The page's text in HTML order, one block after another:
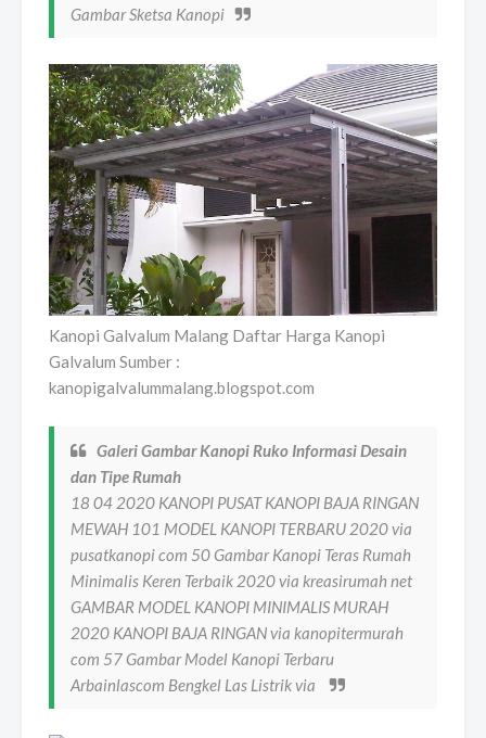
Gambar Sketsa Kanopi
Kanopi Galvalum Malang Daftar Harga Kanopi
Galvalum Sumber :
kanopigalvalummalang.blogspot.com
Galeri Gambar Kanopi Ruko Informasi Desain
dan Tipe Rumah
18 04 2020 KANOPI PUSAT KANOPI BAJA RINGAN
MEWAH 101 MODEL KANOPI TERBARU 2020 via
pusatkanopi com 50 Gambar Kanopi Teras Rumah
Minimalis Keren Terbaik 2020 via kreasirumah net
GAMBAR MODEL KANOPI MINIMALIS MURAH
2020 KANOPI BAJA RINGAN via kanopitermurah
com 57 Gambar Model Kanopi Terbaru
Arbainlascom Bengkel Las Listrik via